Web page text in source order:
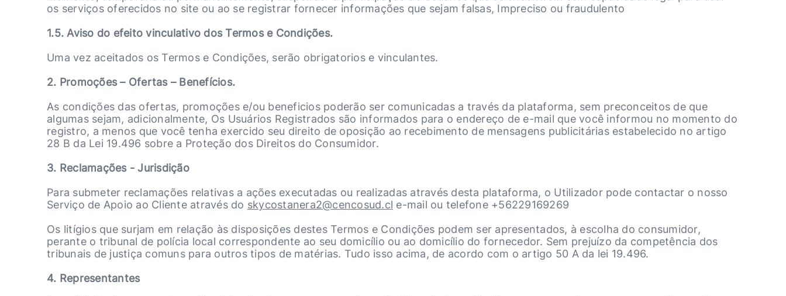
os serviços oferecidos no site ou ao se registrar fornecer informações que sejam falsas, Impreciso ou fraudulento
1.5. Aviso do efeito vinculativo dos Termos e Condições.
Uma vez aceitados os Termos e Condições, serão obrigatorios e vinculantes.
2. Promoções – Ofertas – Benefícios.
As condições das ofertas, promoções e/ou beneficios poderão ser comunicadas a través da plataforma, sem preconceitos de que
algumas sejam, adicionalmente, Os Usuários Registrados são informados para o endereço de e-mail que você informou no momento do
registro, a menos que você tenha exercido seu direito de oposição ao recebimento de mensagens publicitárias estabelecido no artigo
28 B da Lei 19.496 sobre a Proteção dos Direitos do Consumidor.
3. Reclamações - Jurisdição
Para submeter reclamações relativas a ações executadas ou realizadas através desta plataforma, o Utilizador pode contactar o nosso
Serviço de Apoio ao Cliente através do skycostanera2@cencosud.cl e-mail ou telefone +56229169269
Os litígios que surjam em relação às disposições destes Termos e Condições podem ser apresentados, à escolha do consumidor,
perante o tribunal de polícia local correspondente ao seu domicílio ou ao domicílio do fornecedor. Sem prejuízo da competência dos
tribunais de justiça comuns para outros tipos de matérias. Tudo isso acima, de acordo com o artigo 50 A da lei 19.496.
4. Representantes